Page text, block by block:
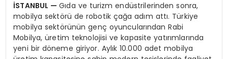
İSTANBUL —Gıda ve turizm endüstrilerinden sonra,
mobilya sektörü de robotik çağa adım attı. Türkiye
mobilya sektörünün genç oyuncularından Rabi
Mobilya, üretim teknolojisi ve kapasite yatırımlarında
yeni bir döneme giriyor. Aylık 10.000 adet mobilya